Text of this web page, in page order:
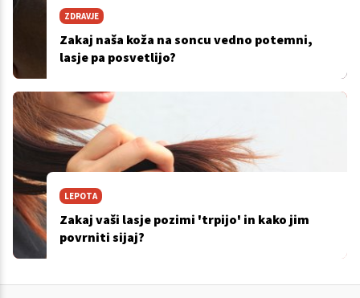
ZDRAVJE
Zakaj naša koža na soncu vedno potemni,
lasje pa posvetlijo?
LEPOTA
Zakaj vaši lasje pozimi 'trpijo' in kako jim
povrniti sijaj?